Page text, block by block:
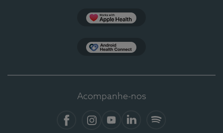
Acompanhe-nos